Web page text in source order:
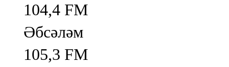
104,4 FM
Әбсәләм
105,3 FM